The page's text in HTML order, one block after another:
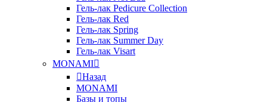
Гель-лак Pedicure Collection
Гель-лак Red
Гель-лак Spring
Гель-лак Summer Day
Гель-лак Visart
MONAMI
Назад
MONAMI
Базы и топы